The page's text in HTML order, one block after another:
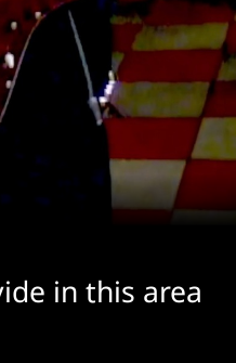
in this area